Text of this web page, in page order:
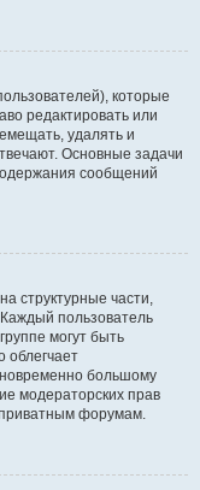
которые
редактировать или
удалять и
Основные задачи
сообщений
структурные части,
пользователь
могут быть
облегчает
большому
модераторских прав
форумам.